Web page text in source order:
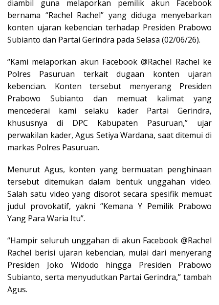
diambil guna melaporkan pemilik akun Facebook
bernama “Rachel Rachel” yang diduga menyebarkan
konten ujaran kebencian terhadap Presiden Prabowo
Subianto dan Partai Gerindra pada Selasa (02/06/26).
“Kami melaporkan akun Facebook @Rachel Rachel ke
Polres Pasuruan terkait dugaan konten ujaran
kebencian. Konten tersebut menyerang Presiden
Prabowo Subianto dan memuat kalimat yang
mencederai kami selaku kader Partai Gerindra,
khususnya di DPC Kabupaten Pasuruan,” ujar
perwakilan kader, Agus Setiya Wardana, saat ditemui di
markas Polres Pasuruan.
Menurut Agus, konten yang bermuatan penghinaan
tersebut ditemukan dalam bentuk unggahan video.
Salah satu video yang disorot secara spesifik memuat
judul provokatif, yakni “Kemana Y Pemilik Prabowo
Yang Para Waria Itu”.
“Hampir seluruh unggahan di akun Facebook @Rachel
Rachel berisi ujaran kebencian, mulai dari menyerang
Presiden Joko Widodo hingga Presiden Prabowo
Subianto, serta menyudutkan Partai Gerindra,” tambah
Agus.